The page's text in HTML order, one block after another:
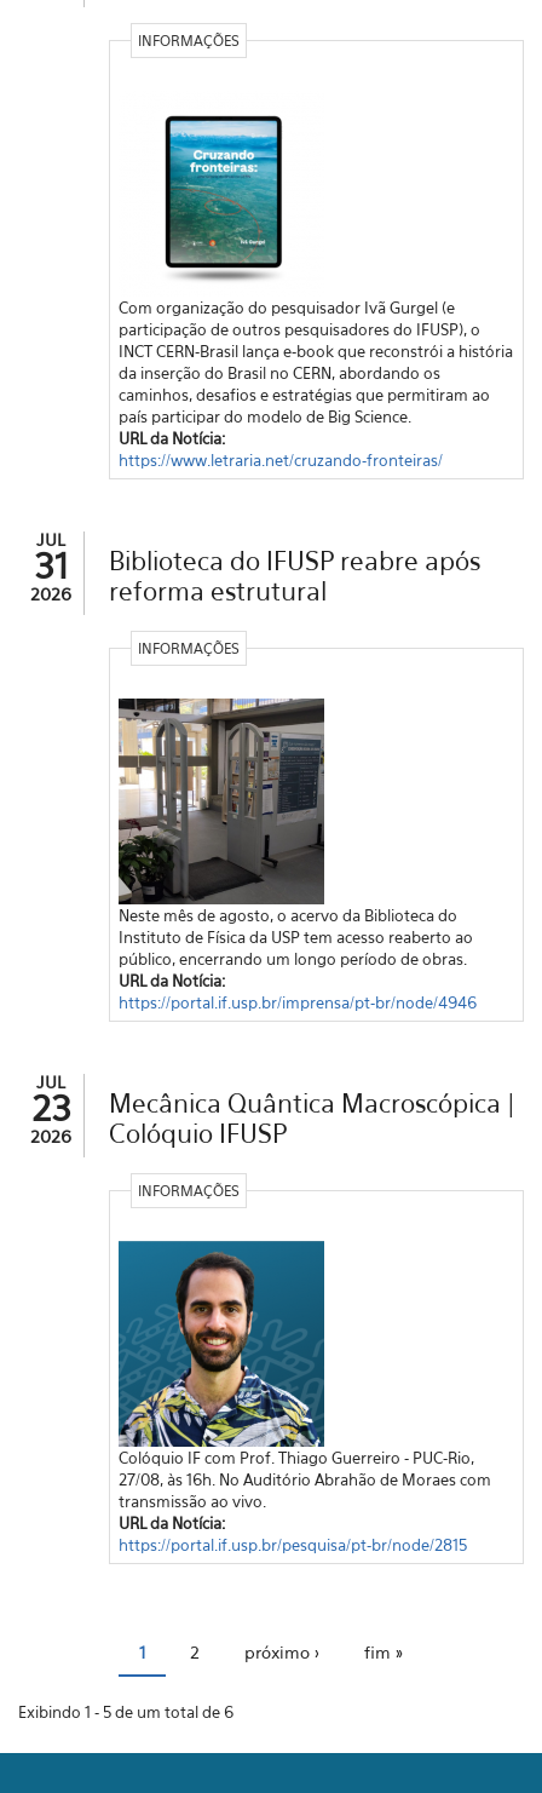
INFORMAÇÕES
Com organização do pesquisador Ivã Gurgel (e
participação de outros pesquisadores do IFUSP), o
INCT CERN-Brasil lança e-book que reconstrói a história
da inserção do Brasil no CERN, abordando os
caminhos, desafios e estratégias que permitiram ao
país participar do modelo de Big Science.
URL da Notícia:
https://www.letraria.net/cruzando-fronteiras/
JUL
31
2026
Biblioteca do IFUSP reabre após
reforma estrutural
INFORMAÇÕES
Neste mês de agosto, o acervo da Biblioteca do
Instituto de Física da USP tem acesso reaberto ao
público, encerrando um longo período de obras.
URL da Notícia:
https://portal.if.usp.br/imprensa/pt-br/node/4946
JUL
23
2026
Mecânica Quântica Macroscópica |
Colóquio IFUSP
INFORMAÇÕES
Colóquio IF com Prof. Thiago Guerreiro - PUC-Rio,
27/08, às 16h. No Auditório Abrahão de Moraes com
transmissão ao vivo.
URL da Notícia:
https://portal.if.usp.br/pesquisa/pt-br/node/2815
1 2 próximo › fim »
Exibindo 1 - 5 de um total de 6